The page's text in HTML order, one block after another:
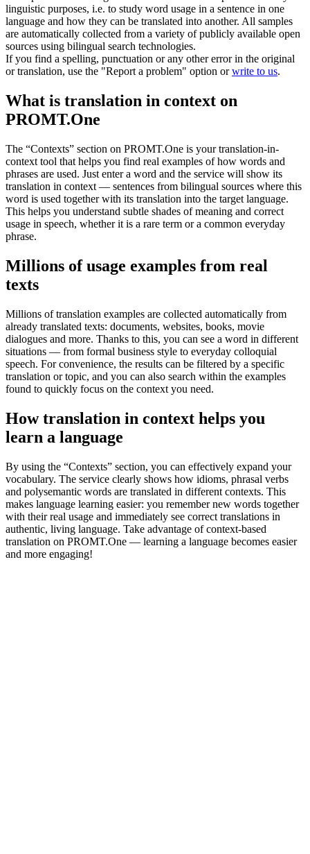
linguistic purposes, i.e. to study word usage in a sentence in one
language and how they can be translated into another. All samples
are automatically collected from a variety of publicly available open
sources using bilingual search technologies.
If you find a spelling, punctuation or any other error in the original
or translation, use the "Report a problem" option orwrite to us.
What is translation in context on
PROMT.One
The “Contexts” section on PROMT.One is your translation-in-
context tool that helps you find real examples of how words and
phrases are used. Just enter a word and the service will show its
translation in context — sentences from bilingual sources where this
word is used together with its translation into the target language.
This helps you understand subtle shades of meaning and correct
usage in speech, whether it is a rare term or a common everyday
phrase.
Millions of usage examples from real
texts
Millions of translation examples are collected automatically from
already translated texts: documents, websites, books, movie
dialogues and more. Thanks to this, you can see a word in different
situations — from formal business style to everyday colloquial
speech. For convenience, the results can be filtered by a specific
translation or topic, and you can also search within the examples
found to quickly focus on the context you need.
How translation in context helps you
learn a language
By using the “Contexts” section, you can effectively expand your
vocabulary. The service clearly shows how idioms, phrasal verbs
and polysemantic words are translated in different contexts. This
makes language learning easier: you remember new words together
with their real usage and immediately see correct translations in
authentic, living language. Take advantage of context-based
translation on PROMT.One — learning a language becomes easier
and more engaging!